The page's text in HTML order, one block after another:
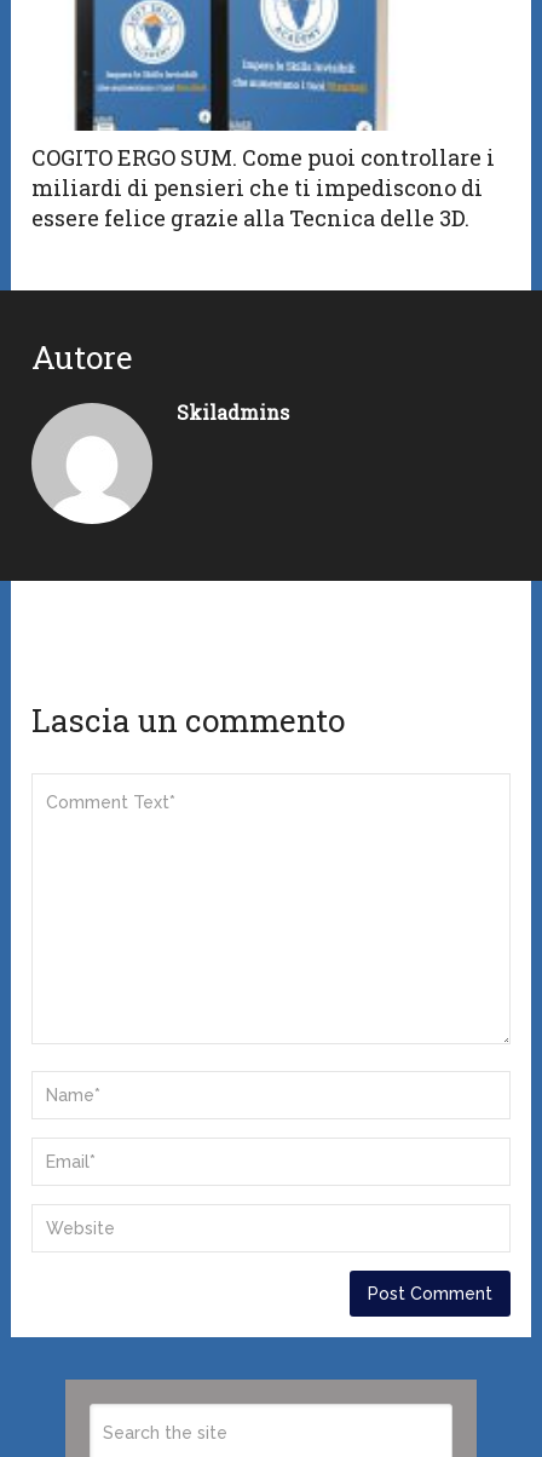
COGITO ERGO SUM. Come puoi controllare i
miliardi di pensieri che ti impediscono di
essere felice grazie alla Tecnica delle 3D.
Autore
Skiladmins
Lascia un commento